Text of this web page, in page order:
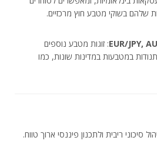
שלהם בשוקי מטבע חוץ מרכזיים.
EUR/JPY,: זוגות מטבע נוספים
במטבעות במדינות שונות, כמו
סיכוני ריבית ולתכנון פיננסי ארוך טווח.